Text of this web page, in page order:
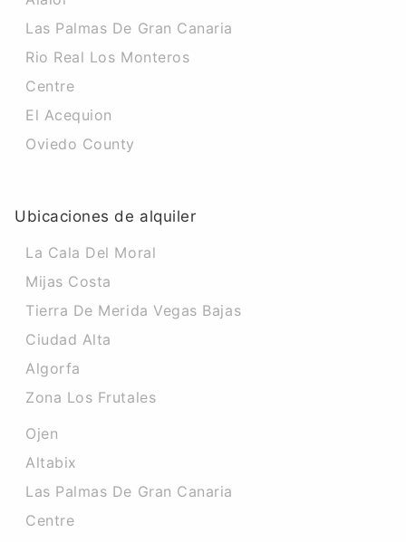
Las Palmas De Gran Canaria
Rio Real Los Monteros
Centre
El Acequion
Oviedo County
Ubicaciones de alquiler
La Cala Del Moral
Mijas Costa
Tierra De Merida Vegas Bajas
Ciudad Alta
Algorfa
Zona Los Frutales
Ojen
Altabix
Las Palmas De Gran Canaria
Centre